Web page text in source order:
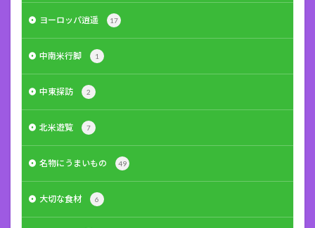
ヨーロッパ逍遥 17
中南米行脚 1
中東探訪 2
北米遊覧 7
名物にうまいもの 49
大切な食材 6